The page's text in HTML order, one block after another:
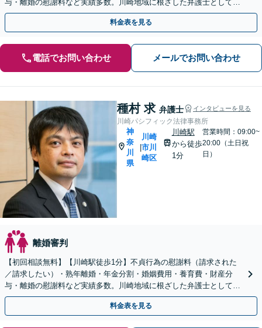
与・離婚の慰謝料など実績多数。川崎地域に根ざした弁護士として、
あなたの人生の再スタートを全力で後押しします。
料金表を見る
電話でお問い合わせ メールでお問い合わせ
種村 求 弁護士 インタビューを見る
川崎パシフィック法律事務所
神
奈
川
県
|
川崎
市川
崎区
川崎駅
から徒歩
1分
営業時間：09:00~
20:00（土日祝
日）
離婚審判
【初回相談無料】【川崎駅徒歩1分】不貞行為の慰謝料（請求された
／請求したい）・熟年離婚・年金分割・婚姻費用・養育費・財産分
与・離婚の慰謝料など実績多数。川崎地域に根ざした弁護士として、
あなたの人生の再スタートを全力で後押しします。
料金表を見る